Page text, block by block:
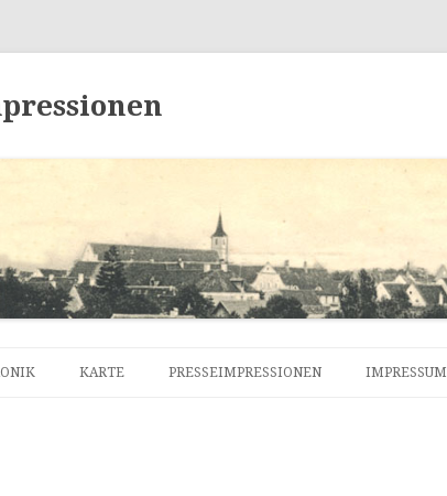
Inhalt
KARTE PRESSEIMPRESSIONEN IMPRESSUM